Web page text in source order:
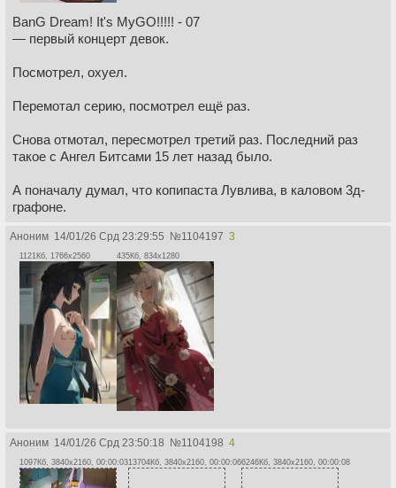
BanG Dream! It's MyGO!!!!! - 07
— первый концерт девок.
Посмотрел, охуел.
Перемотал серию, посмотрел ещё раз.
Снова отмотал, пересмотрел третий раз. Последний раз
такое с Ангел Битсами 15 лет назад было.
А поначалу думал, что копипаста Лувлива, в каловом 3д-
графоне.
Аноним 14/01/26 Срд 23:29:55 №1104197 3
1121Кб, 1766x2560 435Кб, 834x1280
Аноним 14/01/26 Срд 23:50:18 №1104198 4
1097Кб, 3840x2160, 00:00:0313704Кб, 3840x2160, 00:00:066246Кб, 3840x2160, 00:00:08